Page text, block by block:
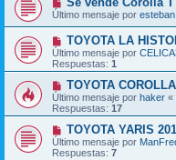
Último mensaje por
TOYOTA LA
Último mensaje por
Respuestas: 1
TOYOTA
Último mensaje por haker «
Respuestas: 17
TOYOTA YARIS
Último mensaje por
Respuestas: 7